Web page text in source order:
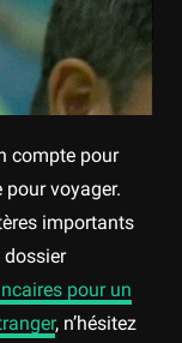
compte pour
voyager.
importants
dossier
pour un
, n’hésitez